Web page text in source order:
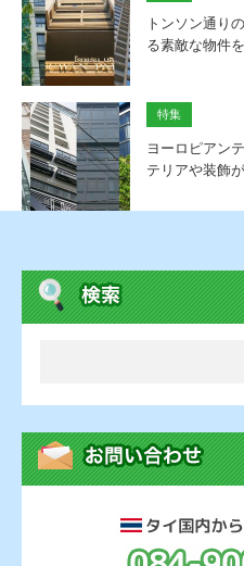
トンソン通り
る素敵な物件
特集
ヨーロピアン
テリアや装飾